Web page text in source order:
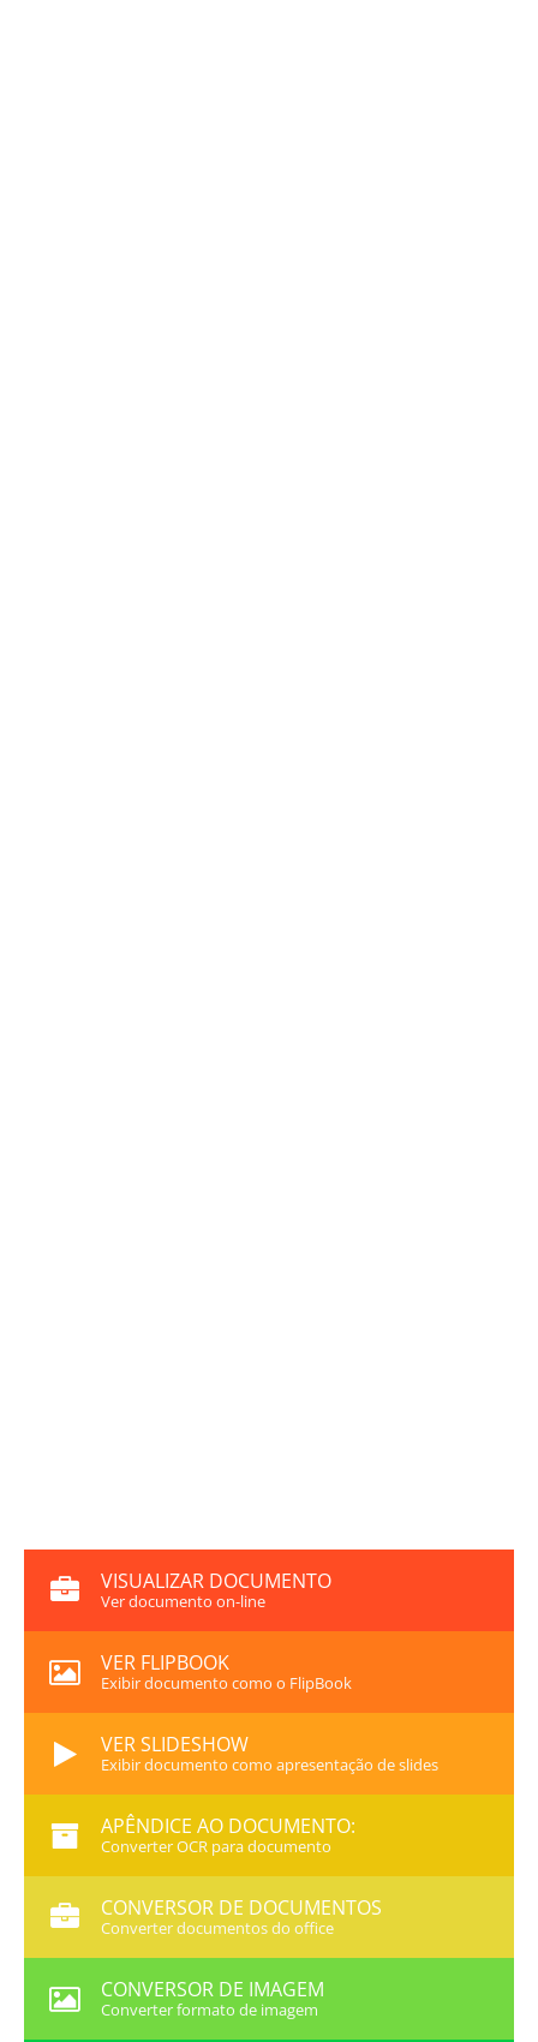
VISUALIZAR DOCUMENTO
Ver documento on-line
VER FLIPBOOK
Exibir documento como o FlipBook
VER SLIDESHOW
Exibir documento como apresentação de slides
APÊNDICE AO DOCUMENTO:
Converter OCR para documento
CONVERSOR DE DOCUMENTOS
Converter documentos do office
CONVERSOR DE IMAGEM
Converter formato de imagem